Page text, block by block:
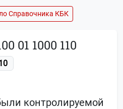
по
зарплаты?
Справочника КБК
01 1000 110
контролируемой